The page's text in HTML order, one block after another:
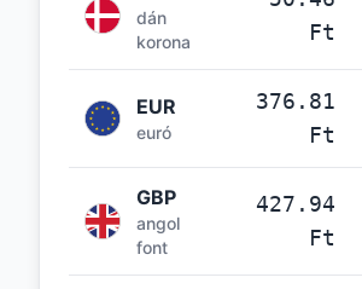
dán
korona
Ft
EUR
euró
376.81
Ft
GBP
angol
font
427.94
Ft